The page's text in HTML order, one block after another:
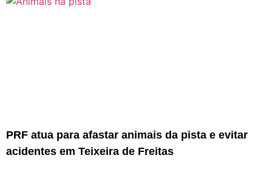
PRF atua para afastar animais da pista e evitar
acidentes em Teixeira de Freitas